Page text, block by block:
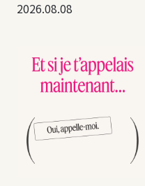
2026.08.08